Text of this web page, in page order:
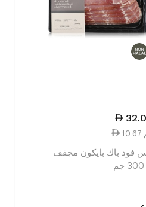
فود باك بايكون مجفف